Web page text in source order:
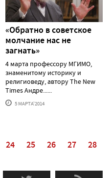
«Обратно в советское
молчание нас не
загнать»
4 марта профессору МГИМО,
знаменитому историку и
религиоведу, автору The New
Times Андре......
5 МАРТА'2014
24 25 26 27 28